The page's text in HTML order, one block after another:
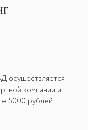
осуществляется
компании и
5000 рублей!